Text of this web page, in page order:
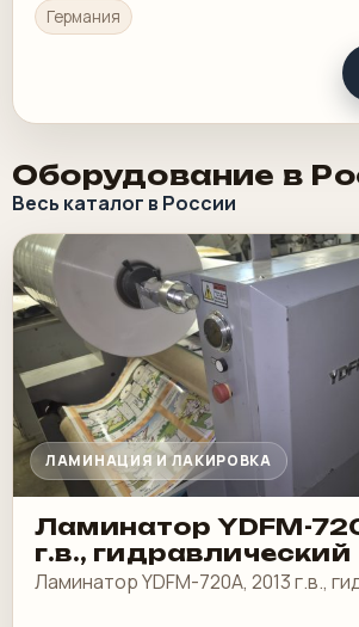
Германия
Оборудование в
Весь каталог в России
ЛАМИНАЦИЯ И ЛАКИРОВКА
Ламинатор YDFM-
г.в., гидравлический
Ламинатор YDFM-720А, 2013 г.в.,